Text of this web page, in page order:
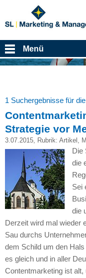
Menü
1 Suchergebnisse für
Strategie vor
3.07.2015, Rubrik: Artikel ,
Die
die
Sei
die
Derzeit wird mal wieder
Sau durchs
dem Schild um den
es gleich und in aller
Contentmarketing ist